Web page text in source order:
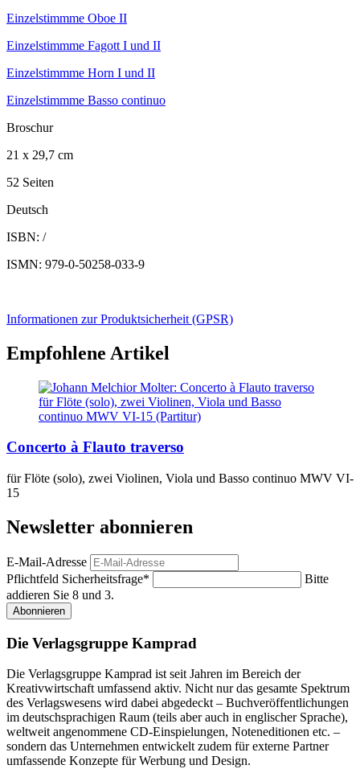
Einzelstimmme Oboe II
Einzelstimmme Fagott I und II
Einzelstimmme Horn I und II
Einzelstimmme Basso continuo
Broschur
21 x 29,7 cm
52 Seiten
Deutsch
ISBN: /
ISMN: 979-0-50258-033-9
Informationen zur Produktsicherheit (GPSR)
Empfohlene Artikel
Concerto à Flauto traverso
für Flöte (solo), zwei Violinen, Viola und Basso continuo MWV VI-
15
Newsletter abonnieren
E-Mail-Adresse
Pflichtfeld Sicherheitsfrage*
Bitte
addieren Sie 8 und 3.
Abonnieren
Die Verlagsgruppe Kamprad
Die Verlagsgruppe Kamprad ist seit Jahren im Bereich der
Kreativwirtschaft umfassend aktiv. Nicht nur das gesamte Spektrum
des Verlagswesens wird dabei abgedeckt – Buchveröffentlichungen
im deutschsprachigen Raum (teils aber auch in englischer Sprache),
weltweit angenommene CD-Einspielungen, Noteneditionen etc. –
sondern das Unternehmen entwickelt zudem für externe Partner
umfassende Konzepte für Werbung und Design.